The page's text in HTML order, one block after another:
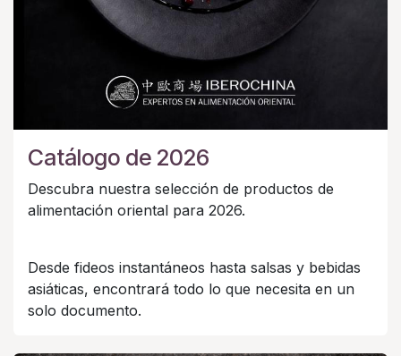
Catálogo de 2026
Descubra nuestra selección de productos de
alimentación oriental para 2026.
Desde fideos instantáneos hasta salsas y bebidas
asiáticas, encontrará todo lo que necesita en un
solo documento.